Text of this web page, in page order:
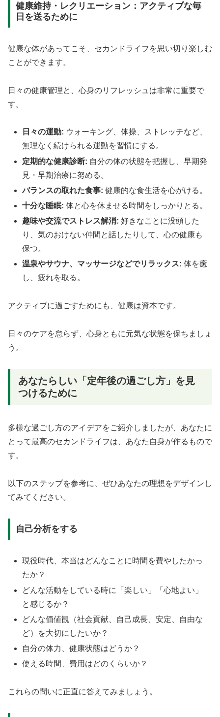
健康維持・レクリエーション：アクティブな毎
日を送るために
健康な体があってこそ、セカンドライフを思い切り楽しむ
ことができます。
日々の健康管理と、心身のリフレッシュは非常に重要で
す。
日々の運動: ウォーキング、体操、ストレッチなど、
無理なく続けられる運動を習慣にする。
定期的な健康診断: 自分の体の状態を把握し、早期発
見・早期治療に努める。
バランスの取れた食事: 健康的な食生活を心がける。
十分な睡眠: 体と心を休ませる時間をしっかりとる。
趣味や交流でストレス解消: 好きなことに没頭した
り、気のおけない仲間と話したりして、心の健康も
保つ。
温泉やサウナ、マッサージなどでリラックス: 体を癒
し、疲れを取る。
アクティブに過ごすためにも、健康は資本です。
日々のケアを怠らず、心身ともに元気な状態を保ちましょ
う。
あなたらしい「定年後の過ごし方」を見
つけるために
多様な過ごし方のアイデアをご紹介しましたが、あなたに
とって最高のセカンドライフは、あなた自身が作るもので
す。
以下のステップを参考に、ぜひあなたの理想をデザインし
てみてください。
自己分析をする
現役時代、本当はどんなことに時間を費やしたかっ
たか？
どんな活動をしている時に「楽しい」「心地よい」
と感じるか？
どんな価値観（社会貢献、自己成長、安定、自由な
ど）を大切にしたいか？
自分の体力、健康状態はどうか？
使える時間、費用はどのくらいか？
これらの問いに正直に答えてみましょう。